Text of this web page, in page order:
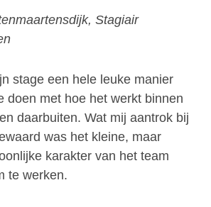
Stagiair
stage een hele leuke manier
doen met hoe het werkt binnen
daarbuiten. Wat mij aantrok bij
was het kleine, maar
karakter van het team
te werken.